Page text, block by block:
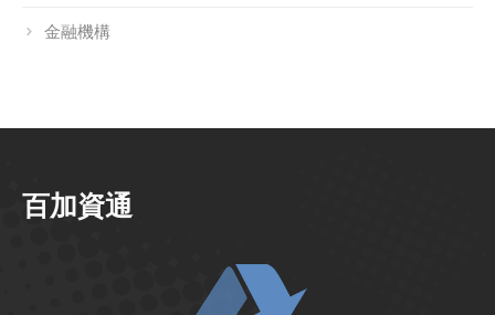
金融機構
百加資通